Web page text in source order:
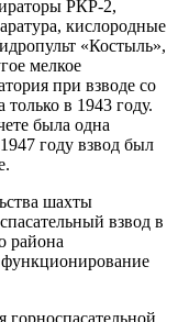
РКР-2,
кислородные
«Костыль»,
мелкое
при взводе со
в 1943 году.
была одна
году взвод был
шах­ты
взвод в
района
функционирование